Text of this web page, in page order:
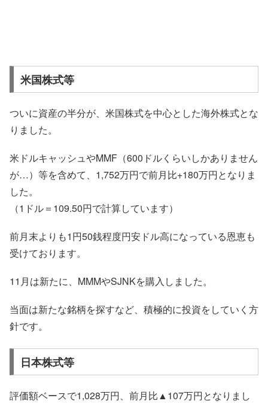
米国株式等
ついに資産の半分が、米国株式を中心とした海外株式とな
りました。
米ドルキャッシュやMMF（600ドルくらいしかありません
が…）等を含めて、1,752万円で前月比+180万円となりま
した。
（1ドル＝109.50円で計算しています）
前月末よりも1円50銭程度円安ドル高になっている恩恵も
受けております。
11月は新たに、MMMやSJNKを購入しました。
当面は新たな銘柄を探すなど、積極的に投資をしていく方
針です。
日本株式等
評価額ベースで1,028万円、前月比▲107万円となりまし